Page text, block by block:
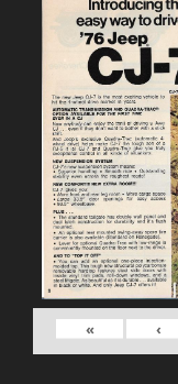
›
»